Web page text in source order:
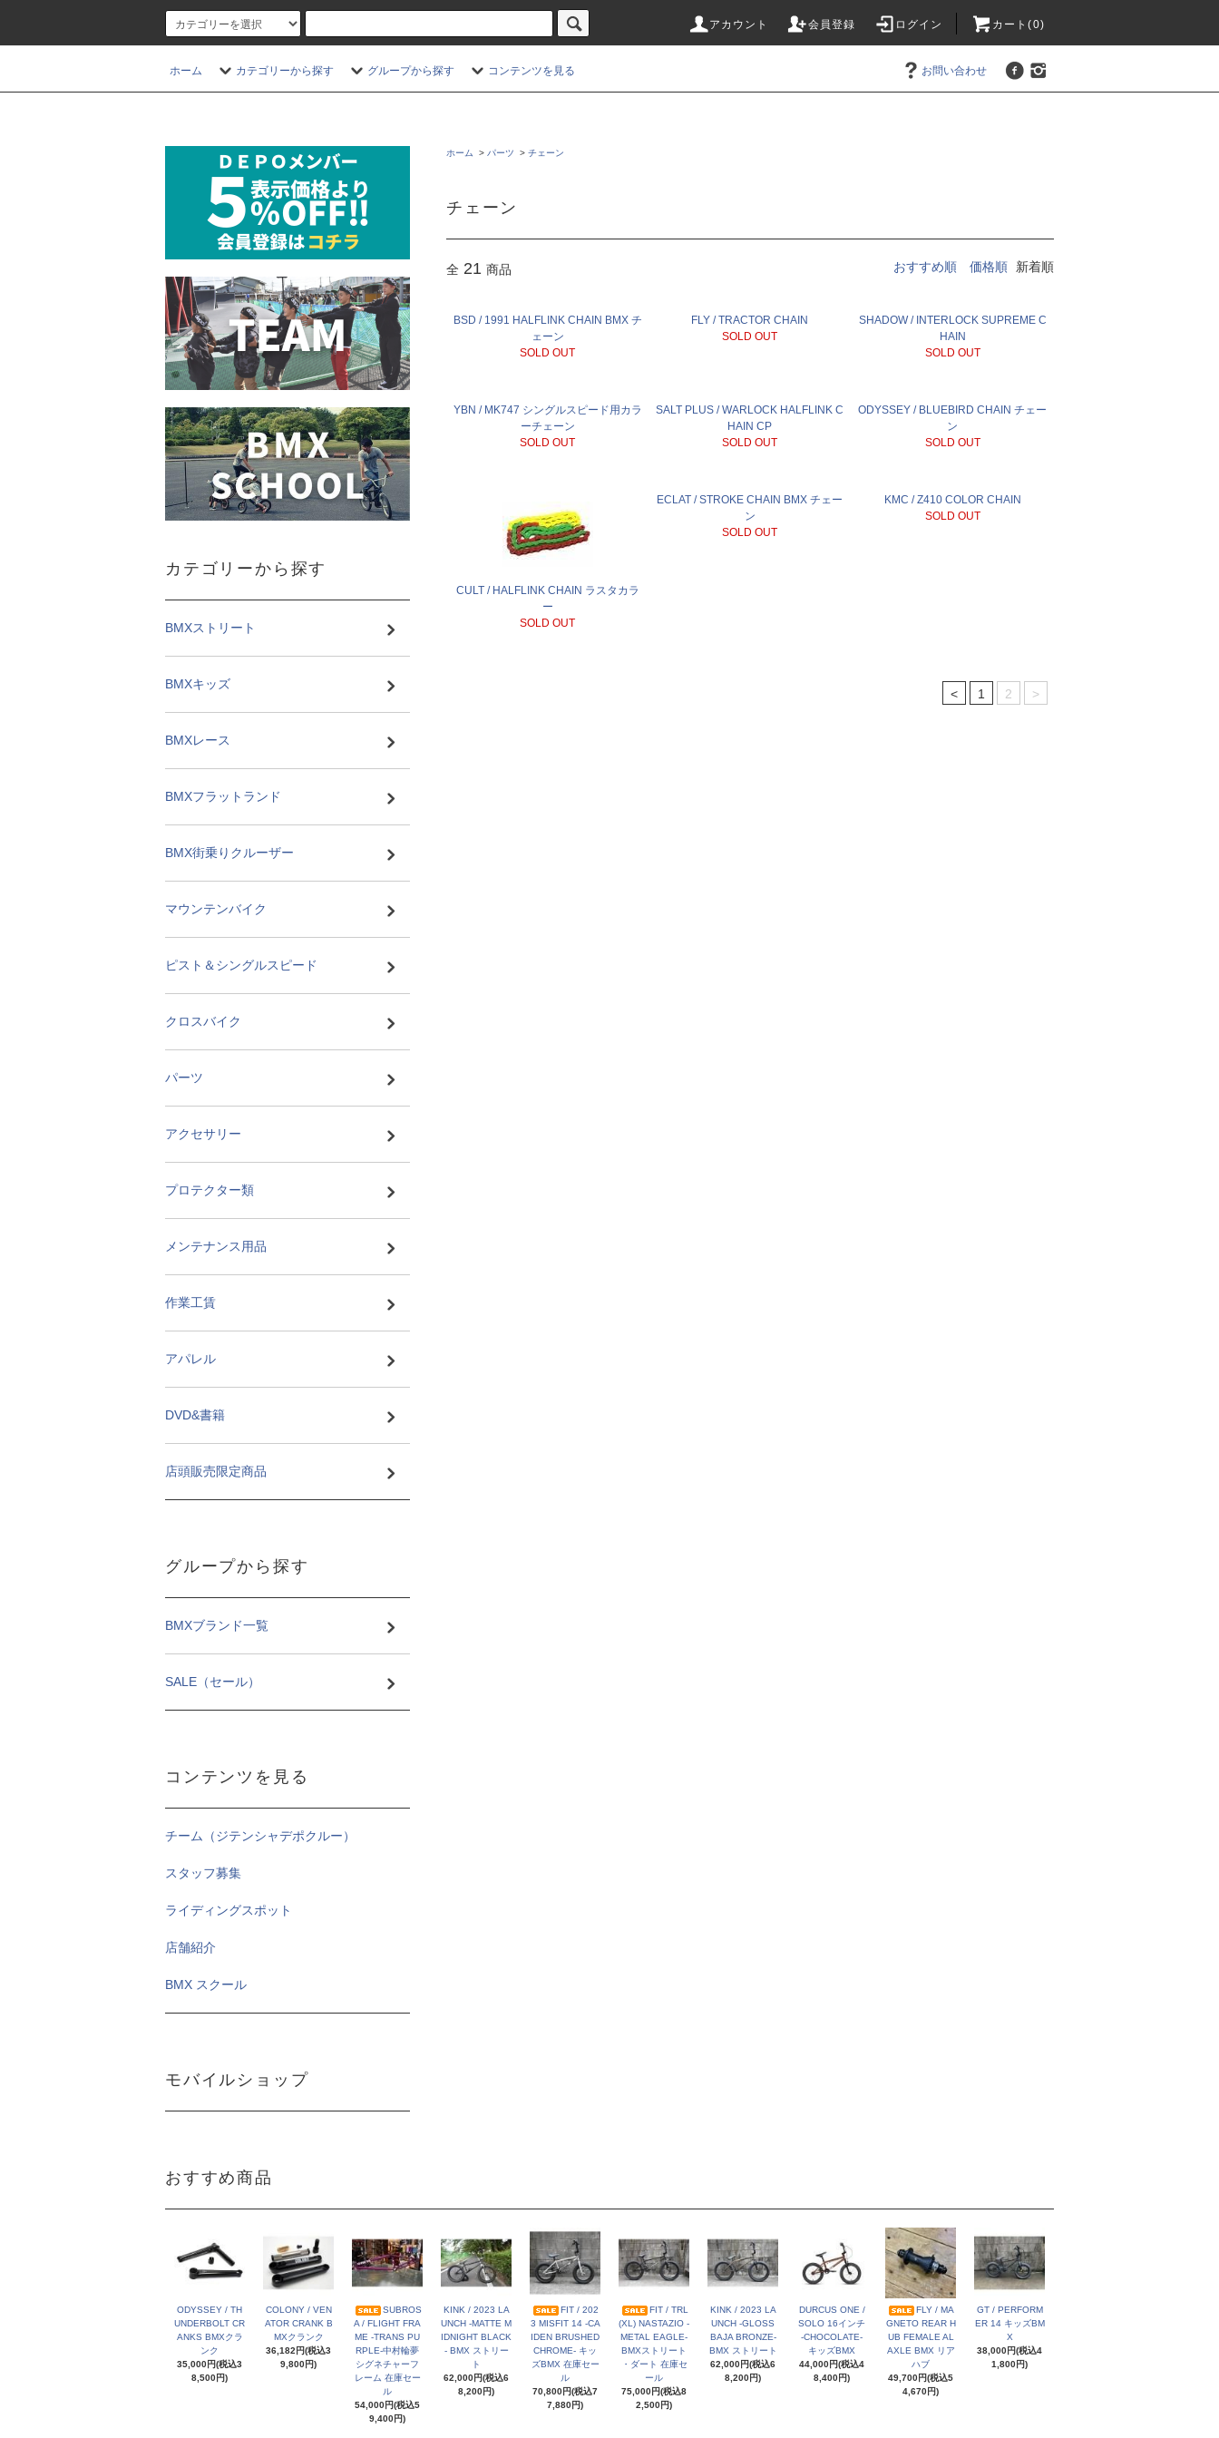
アカウント 会員登録 ログイン カート(0)
ホーム カテゴリーから探す グループから探す コンテンツを見る お問い合わせ
ホーム > パーツ > チェーン
チェーン
全 21 商品 おすすめ順 価格順 新着順
BSD / 1991 HALFLINK CHAIN BMX チ
ェーン
SOLD OUT
FLY / TRACTOR CHAIN
SOLD OUT
SHADOW / INTERLOCK SUPREME C
HAIN
SOLD OUT
YBN / MK747 シングルスピード用カラ
ーチェーン
SOLD OUT
SALT PLUS / WARLOCK HALFLINK C
HAIN CP
SOLD OUT
ODYSSEY / BLUEBIRD CHAIN チェー
ン
SOLD OUT
CULT / HALFLINK CHAIN ラスタカラ
ー
SOLD OUT
ECLAT / STROKE CHAIN BMX チェー
ン
SOLD OUT
KMC / Z410 COLOR CHAIN
SOLD OUT
< 1 2 >
カテゴリーから探す
BMXストリート
BMXキッズ
BMXレース
BMXフラットランド
BMX街乗りクルーザー
マウンテンバイク
ピスト＆シングルスピード
クロスバイク
パーツ
アクセサリー
プロテクター類
メンテナンス用品
作業工賃
アパレル
DVD&書籍
店頭販売限定商品
グループから探す
BMXブランド一覧
SALE（セール）
コンテンツを見る
チーム（ジテンシャデポクルー）
スタッフ募集
ライディングスポット
店舗紹介
BMX スクール
モバイルショップ
おすすめ商品
ODYSSEY / TH
UNDERBOLT CR
ANKS BMXクラ
ンク
35,000円(税込3
8,500円)
COLONY / VEN
ATOR CRANK B
MXクランク
36,182円(税込3
9,800円)
SUBROS
A / FLIGHT FRA
ME -TRANS PU
RPLE-中村輪夢
シグネチャーフ
レーム 在庫セー
ル
54,000円(税込5
9,400円)
KINK / 2023 LA
UNCH -MATTE M
IDNIGHT BLACK
- BMX ストリー
ト
62,000円(税込6
8,200円)
FIT / 202
3 MISFIT 14 -CA
IDEN BRUSHED
CHROME- キッ
ズBMX 在庫セー
ル
70,800円(税込7
7,880円)
FIT / TRL
(XL) NASTAZIO -
METAL EAGLE-
BMXストリート
・ダート 在庫セ
ール
75,000円(税込8
2,500円)
KINK / 2023 LA
UNCH -GLOSS
BAJA BRONZE-
BMX ストリート
62,000円(税込6
8,200円)
DURCUS ONE /
SOLO 16インチ
-CHOCOLATE-
キッズBMX
44,000円(税込4
8,400円)
FLY / MA
GNETO REAR H
UB FEMALE AL
AXLE BMX リア
ハブ
49,700円(税込5
4,670円)
GT / PERFORM
ER 14 キッズBM
X
38,000円(税込4
1,800円)